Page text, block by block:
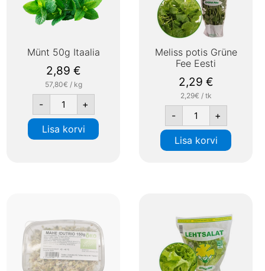
Münt 50g Itaalia
2,89 €
57,80€ / kg
- +
Lisa korvi
Meliss potis Grüne
Fee Eesti
2,29 €
2,29€ / tk
- +
Lisa korvi